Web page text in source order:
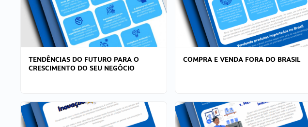
TENDÊNCIAS DO FUTURO PARA O
CRESCIMENTO DO SEU NEGÓCIO
COMPRA E VENDA FORA DO BRASIL